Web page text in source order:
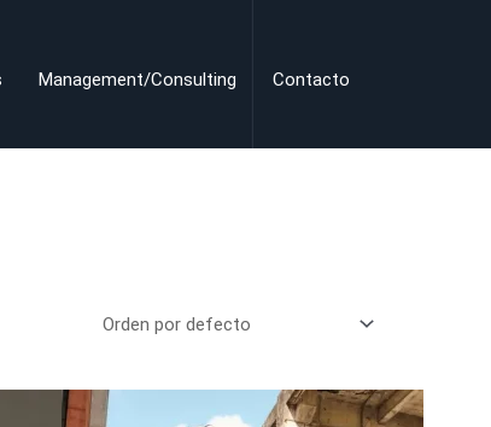
Management/Consulting Contacto